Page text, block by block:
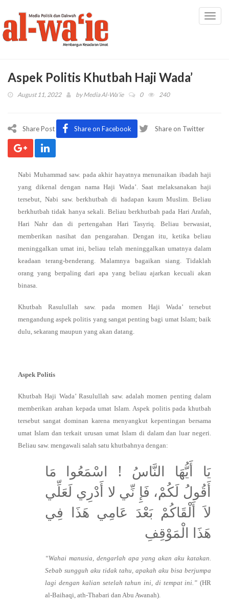
Aspek Politis Khutbah Haji Wada’
August 11, 2022 byMedia Al-Wa'ie 0 240
Share Post Share on Facebook Share on Twitter
Nabi Muhammad saw. pada akhir hayatnya menunaikan ibadah haji
yang dikenal dengan nama Haji Wada’. Saat melaksanakan haji
tersebut, Nabi saw. berkhutbah di hadapan kaum Muslim. Beliau
berkhutbah tidak hanya sekali. Beliau berkhutbah pada Hari Arafah,
Hari Nahr dan di pertengahan Hari Tasyriq. Beliau berwasiat,
memberikan nasihat dan pengarahan. Dengan itu, ketika beliau
meninggalkan umat ini, beliau telah meninggalkan umatnya dalam
keadaan terang-benderang. Malamnya bagaikan siang. Tidaklah
orang yang berpaling dari apa yang beliau ajarkan kecuali akan
binasa.
Khutbah Rasulullah saw. pada momen Haji Wada’ tersebut
mengandung aspek politis yang sangat penting bagi umat Islam; baik
dulu, sekarang maupun yang akan datang.
Aspek Politis
Khutbah Haji Wada’ Rasulullah saw. adalah momen penting dalam
memberikan arahan kepada umat Islam. Aspek politis pada khutbah
tersebut sangat dominan karena menyangkut kepentingan bersama
umat Islam dan terkait urusan umat Islam di dalam dan luar negeri.
Beliau saw. mengawali salah satu khutbahnya dengan:
يَا أَيُّهَا النَّاسُ ! اسْمَعُوا مَا
أَقُولُ لَكُمْ، فَإِ نِّي لا أَدْرِي لَعَلِّي
لاَ أَلْقَاكُمْ بَعْدَ عَامِي هَذَا فِي
هَذَا الْمَوْقِفِ
“Wahai manusia, dengarlah apa yang akan aku katakan.
Sebab sungguh aku tidak tahu, apakah aku bisa berjumpa
lagi dengan kalian setelah tahun ini, di tempat ini.” (HR
al-Baihaqi, ath-Thabari dan Abu Awanah).